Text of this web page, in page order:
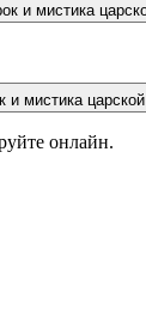
и мистика
и мистика
онлайн.